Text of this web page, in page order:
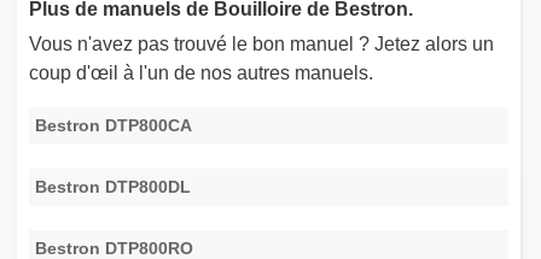
Plus de manuels de Bouilloire de Bestron.
Vous n'avez pas trouvé le bon manuel ? Jetez alors un
coup d'œil à l'un de nos autres manuels.
Bestron DTP800CA
Bestron DTP800DL
Bestron DTP800RO